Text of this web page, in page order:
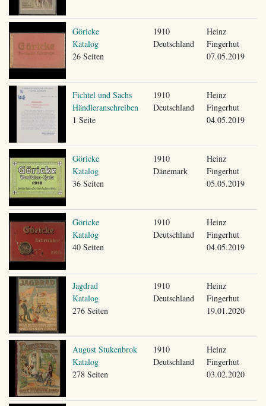
Göricke
Katalog
26 Seiten
1910
Deutschland
Heinz
Fingerhut
07.05.2019
Fichtel und Sachs
Händleranschreiben
1 Seite
1910
Deutschland
Heinz
Fingerhut
04.05.2019
Göricke
Katalog
36 Seiten
1910
Dänemark
Heinz
Fingerhut
05.05.2019
Göricke
Katalog
40 Seiten
1910
Deutschland
Heinz
Fingerhut
04.05.2019
Jagdrad
Katalog
276 Seiten
1910
Deutschland
Heinz
Fingerhut
19.01.2020
August Stukenbrok
Katalog
278 Seiten
1910
Deutschland
Heinz
Fingerhut
03.02.2020